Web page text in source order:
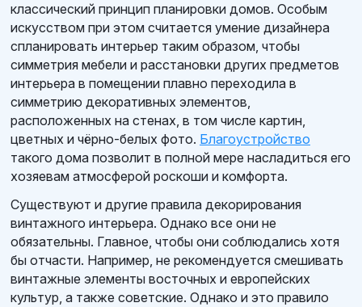
классический принцип планировки домов. Особым
искусством при этом считается умение дизайнера
спланировать интерьер таким образом, чтобы
симметрия мебели и расстановки других предметов
интерьера в помещении плавно переходила в
симметрию декоративных элементов,
расположенных на стенах, в том числе картин,
цветных и чёрно-белых фото. Благоустройство
такого дома позволит в полной мере насладиться его
хозяевам атмосферой роскоши и комфорта.
Существуют и другие правила декорирования
винтажного интерьера. Однако все они не
обязательны. Главное, чтобы они соблюдались хотя
бы отчасти. Например, не рекомендуется смешивать
винтажные элементы восточных и европейских
культур, а также советские. Однако и это правило